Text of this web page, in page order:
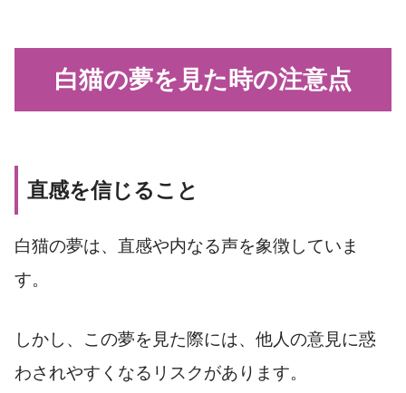
白猫の夢を見た時の注意点
直感を信じること
白猫の夢は、直感や内なる声を象徴していま
す。
しかし、この夢を見た際には、他人の意見に惑
わされやすくなるリスクがあります。